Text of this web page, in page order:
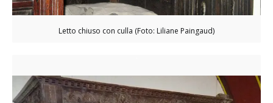
Letto chiuso con culla (Foto: Liliane Paingaud)